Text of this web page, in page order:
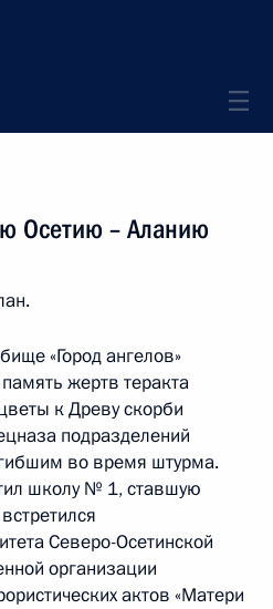
Осетию – Аланию
«Город ангелов»
жертв теракта
к Древу скорби
подразделений
во время штурма.
школу № 1, ставшую
Северо-Осетинской
организации
актов «Матери